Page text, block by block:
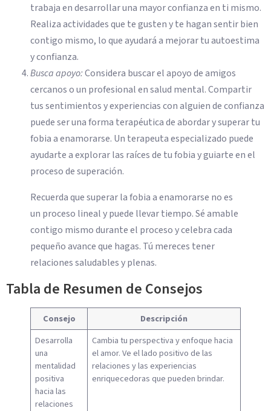
trabaja en desarrollar una mayor confianza en ti mismo.
Realiza actividades que te gusten y te hagan sentir bien
contigo mismo, lo que ayudará a mejorar tu autoestima
y confianza.
Busca apoyo:Considera buscar el apoyo de amigos
cercanos o un profesional en salud mental. Compartir
tus sentimientos y experiencias con alguien de confianza
puede ser una forma terapéutica de abordar y superar tu
fobia a enamorarse. Un terapeuta especializado puede
ayudarte a explorar las raíces de tu fobia y guiarte en el
proceso de superación.
Recuerda que superar la fobia a enamorarse no es
un proceso lineal y puede llevar tiempo. Sé amable
contigo mismo durante el proceso y celebra cada
pequeño avance que hagas. Tú mereces tener
relaciones saludables y plenas.
Tabla de Resumen de Consejos
Consejo
Descripción
Desarrolla
una
mentalidad
positiva
hacia las
relaciones
Cambia tu perspectiva y enfoque hacia
el amor. Ve el lado positivo de las
relaciones y las experiencias
enriquecedoras que pueden brindar.